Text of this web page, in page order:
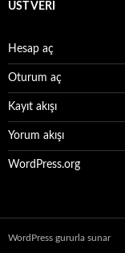
ÜST VERI
Hesap aç
Oturum aç
Kayıt akışı
Yorum akışı
WordPress.org
WordPress gururla sunar